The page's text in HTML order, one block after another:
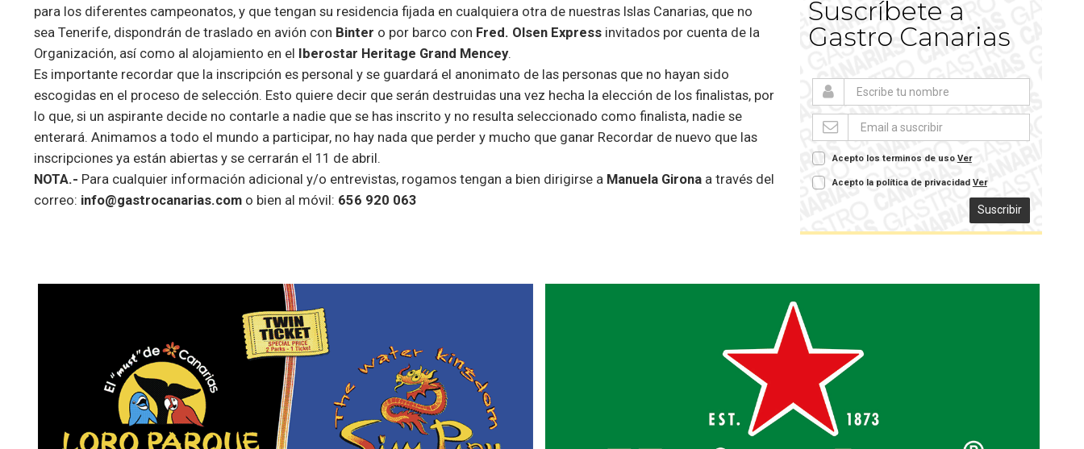
para los diferentes campeonatos, y que tengan su residencia fijada en cualquiera otra de nuestras Islas Canarias, que no
sea Tenerife, dispondrán de traslado en avión con Binter o por barco con Fred. Olsen Express invitados por cuenta de la
Organización, así como al alojamiento en el Iberostar Heritage Grand Mencey.
Es importante recordar que la inscripción es personal y se guardará el anonimato de las personas que no hayan sido
escogidas en el proceso de selección. Esto quiere decir que serán destruidas una vez hecha la elección de los finalistas, por
lo que, si un aspirante decide no contarle a nadie que se has inscrito y no resulta seleccionado como finalista, nadie se
enterará. Animamos a todo el mundo a participar, no hay nada que perder y mucho que ganar Recordar de nuevo que las
inscripciones ya están abiertas y se cerrarán el 11 de abril.
NOTA.- Para cualquier información adicional y/o entrevistas, rogamos tengan a bien dirigirse a Manuela Girona a través del
correo: info@gastrocanarias.com o bien al móvil: 656 920 063
Suscríbete a
Gastro Canarias
Acepto los terminos de uso Ver
Acepto la política de privacidad Ver
Suscribir